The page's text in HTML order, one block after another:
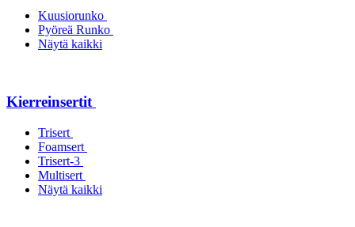
Kuusiorunko
Pyöreä Runko
Näytä kaikki
Kierreinsertit
Trisert
Foamsert
Trisert-3
Multisert
Näytä kaikki